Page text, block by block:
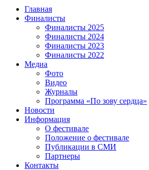
Главная
Финалисты
Финалисты 2025
Финалисты 2024
Финалисты 2023
Финалисты 2022
Медиа
Фото
Видео
Журналы
Программа «По зову сердца»
Новости
Информация
О фестивале
Положение о фестивале
Публикации в СМИ
Партнеры
Контакты